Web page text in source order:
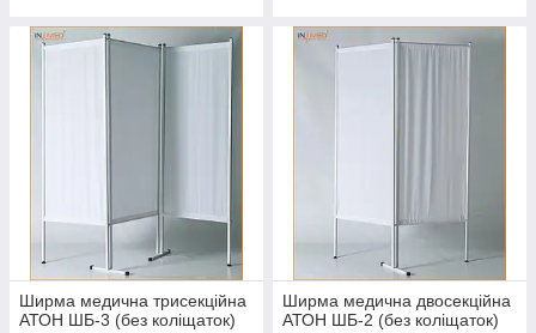
Ширма медична трисекційна
АТОН ШБ-3 (без коліщаток)
Ширма медична двосекційна
АТОН ШБ-2 (без коліщаток)